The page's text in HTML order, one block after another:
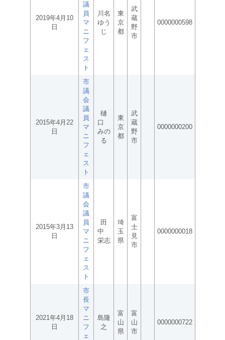
2019年4月10
日
議
員
マ
ニ
フ
ェ
ス
ト
川名
ゆう
じ
東
京
都
武
蔵
野
市
0000000598
2015年4月22
日
市
議
会
議
員
マ
ニ
フ
ェ
ス
ト
樋
口
みの
る
東
京
都
武
蔵
野
市
0000000200
2015年3月13
日
市
議
会
議
員
マ
ニ
フ
ェ
ス
ト
田
中
栄志
埼
玉
県
富
士
見
市
0000000018
2021年4月18
日
市
長
マ
ニ
フ
ェ
島隆
之
富
山
県
富
山
市
0000000722